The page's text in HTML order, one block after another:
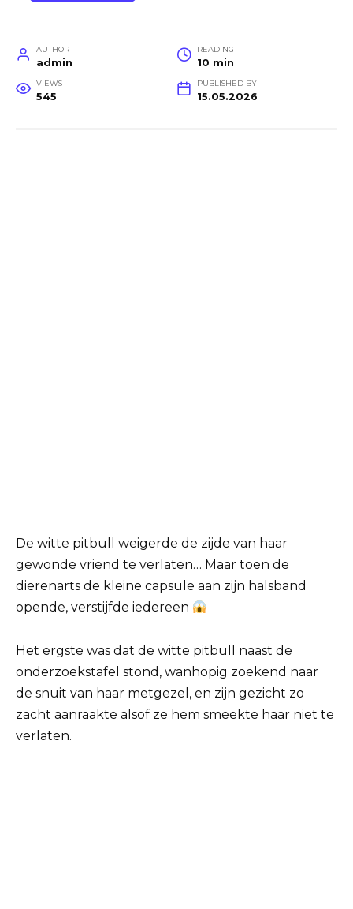
AUTHOR
admin
READING
10 min
VIEWS
545
PUBLISHED BY
15.05.2026
De witte pitbull weigerde de zijde van haar
gewonde vriend te verlaten… Maar toen de
dierenarts de kleine capsule aan zijn halsband
opende, verstijfde iedereen
Het ergste was dat de witte pitbull naast de
onderzoekstafel stond, wanhopig zoekend naar
de snuit van haar metgezel, en zijn gezicht zo
zacht aanraakte alsof ze hem smeekte haar niet te
verlaten.